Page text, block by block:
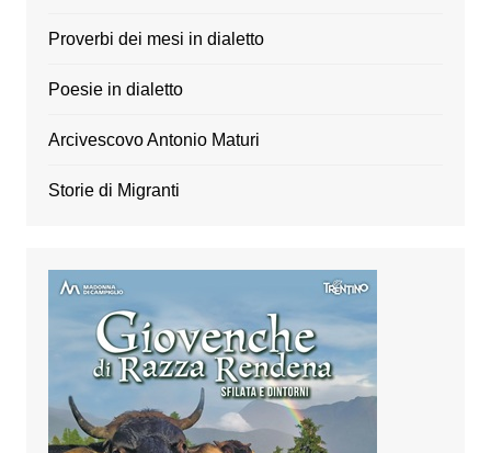
Proverbi dei mesi in dialetto
Poesie in dialetto
Arcivescovo Antonio Maturi
Storie di Migranti